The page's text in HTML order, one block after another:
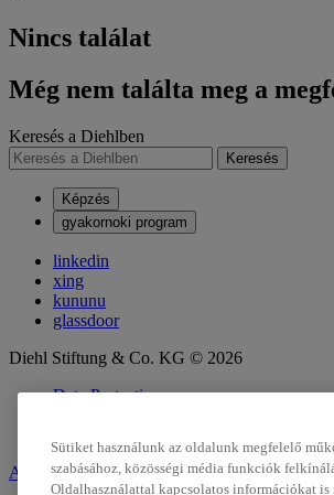
Nincs találat
Még nem találta meg a
Keresés a Diehlben
Keresés
Képzés
gyakornoki program
linkedin
xing
kununu
glassdoor
Diehl Stiftung & Co. KG © 2026
Data Protection
A Diehl Gruppe része
Sütiket használunk az oldalunk megfelelő
szabásához, közösségi média funkciók
Oldalhasználattal kapcsolatos információkat